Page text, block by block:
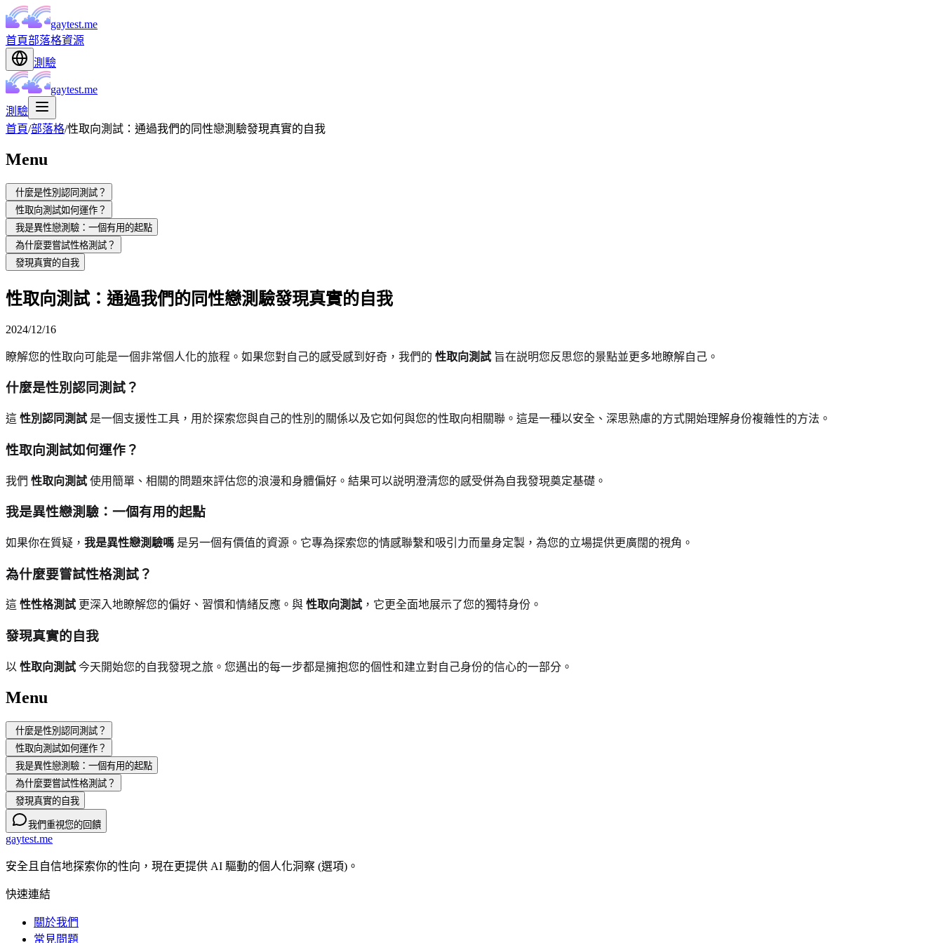
gaytest.me
首頁部落格資源
測驗
gaytest.me
測驗
首頁/部落格/性取向測試：通過我們的同性戀測驗發現真實的自我
Menu
什麼是性別認同測試？
性取向測試如何運作？
我是異性戀測驗：一個有用的起點
為什麼要嘗試性格測試？
發現真實的自我
性取向測試：通過我們的同性戀測驗發現真實的自我
2024/12/16
瞭解您的性取向可能是一個非常個人化的旅程。如果您對自己的感受感到好奇，我們的 性取向測試 旨在説明您反思您的景點並更多地瞭解自己。
什麼是性別認同測試？
這 性別認同測試 是一個支援性工具，用於探索您與自己的性別的關係以及它如何與您的性取向相關聯。這是一種以安全、深思熟慮的方式開始理解身份複雜性的方法。
性取向測試如何運作？
我們 性取向測試 使用簡單、相關的問題來評估您的浪漫和身體偏好。結果可以説明澄清您的感受併為自我發現奠定基礎。
我是異性戀測驗：一個有用的起點
如果你在質疑， 我是異性戀測驗嗎 是另一個有價值的資源。它專為探索您的情感聯繫和吸引力而量身定製，為您的立場提供更廣闊的視角。
為什麼要嘗試性格測試？
這 性性格測試 更深入地瞭解您的偏好、習慣和情緒反應。與 性取向測試 ，它更全面地展示了您的獨特身份。
發現真實的自我
以 性取向測試 今天開始您的自我發現之旅。您邁出的每一步都是擁抱您的個性和建立對自己身份的信心的一部分。
Menu
什麼是性別認同測試？
性取向測試如何運作？
我是異性戀測驗：一個有用的起點
為什麼要嘗試性格測試？
發現真實的自我
我們重視您的回饋
gaytest.me
安全且自信地探索你的性向，現在更提供 AI 驅動的個人化洞察 (選項)。
快速連結
關於我們
常見問題